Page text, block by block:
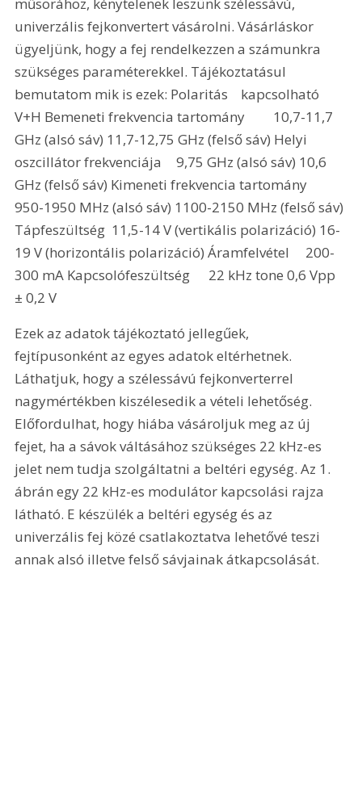
műsorához, kénytelenek leszünk szélessávú,
univerzális fejkonvertert vásárolni. Vásárláskor
ügyeljünk, hogy a fej rendelkezzen a számunkra
szükséges paraméterekkel. Tájékoztatásul
bemutatom mik is ezek: Polaritás	kapcsolható
V+H Bemeneti frekvencia tartomány	10,7-11,7
GHz (alsó sáv) 11,7-12,75 GHz (felső sáv) Helyi
oszcillátor frekvenciája	9,75 GHz (alsó sáv) 10,6
GHz (felső sáv) Kimeneti frekvencia tartomány
950-1950 MHz (alsó sáv) 1100-2150 MHz (felső sáv)
Tápfeszültség	11,5-14 V (vertikális polarizáció) 16-
19 V (horizontális polarizáció) Áramfelvétel	200-
300 mA Kapcsolófeszültség	22 kHz tone 0,6 Vpp
± 0,2 V
Ezek az adatok tájékoztató jellegűek,
fejtípusonként az egyes adatok eltérhetnek.
Láthatjuk, hogy a szélessávú fejkonverterrel
nagymértékben kiszélesedik a vételi lehetőség.
Előfordulhat, hogy hiába vásároljuk meg az új
fejet, ha a sávok váltásához szükséges 22 kHz-es
jelet nem tudja szolgáltatni a beltéri egység. Az 1.
ábrán egy 22 kHz-es modulátor kapcsolási rajza
látható. E készülék a beltéri egység és az
univerzális fej közé csatlakoztatva lehetővé teszi
annak alsó illetve felső sávjainak átkapcsolását.